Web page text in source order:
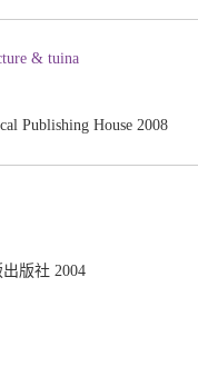
& tuina
Publishing House 2008
出版社 2004